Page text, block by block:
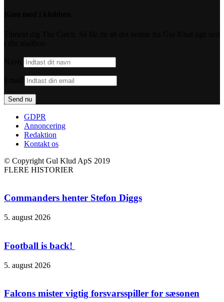
GDPR
Annoncering
Redaktion
Kontakt os
© Copyright Gul Klud ApS 2019
FLERE HISTORIER
Commanders henter Stefon Diggs
5. august 2026
Football is back!
5. august 2026
Falcons mister vigtig forsvarsspiller for sæsonen